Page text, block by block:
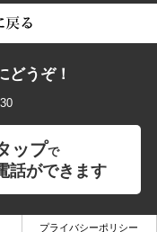
どうぞ！
ップで
話ができます
プライバシーポリシー